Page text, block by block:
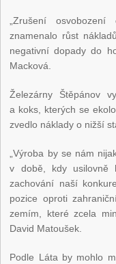
„Zrušení
znamenalo růst
negativní dopady do
Macková.
Železárny Štěpánov
a koks, kterých se
zvedlo náklady o nižší
„Výroba by se nám
v době, kdy usilovně
zachování naší
pozice oproti
zemím, které zcela
David Matoušek.
Podle Láta by mohlo